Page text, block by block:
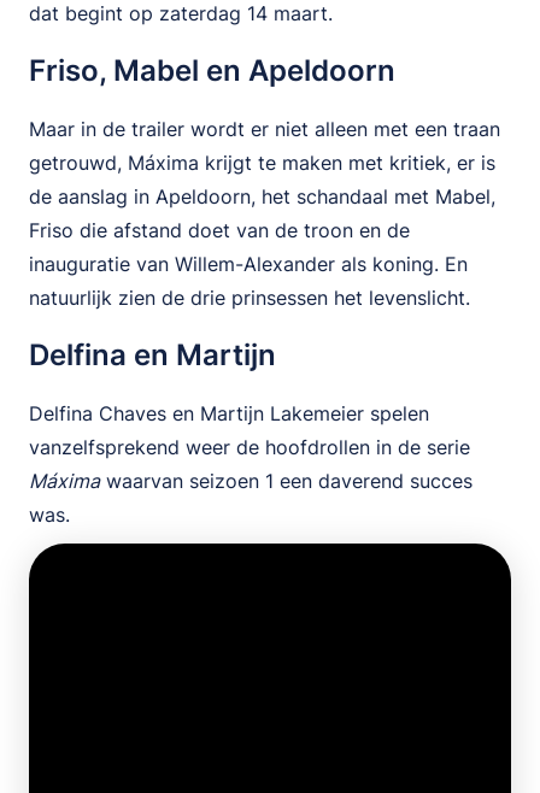
dat begint op zaterdag 14 maart.
Friso, Mabel en Apeldoorn
Maar in de trailer wordt er niet alleen met een traan
getrouwd, Máxima krijgt te maken met kritiek, er is
de aanslag in Apeldoorn, het schandaal met Mabel,
Friso die afstand doet van de troon en de
inauguratie van Willem-Alexander als koning. En
natuurlijk zien de drie prinsessen het levenslicht.
Delfina en Martijn
Delfina Chaves en Martijn Lakemeier spelen
vanzelfsprekend weer de hoofdrollen in de serie
Máximawaarvan seizoen 1 een daverend succes
was.